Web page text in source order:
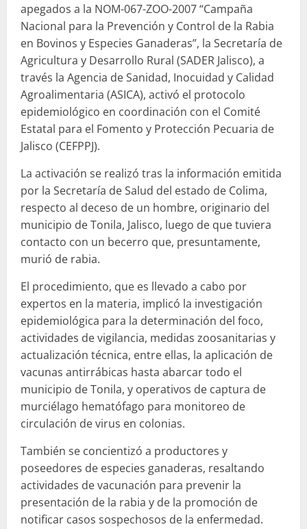
apegados a la NOM-067-ZOO-2007 “Campaña
Nacional para la Prevención y Control de la Rabia
en Bovinos y Especies Ganaderas”, la Secretaría de
Agricultura y Desarrollo Rural (SADER Jalisco), a
través la Agencia de Sanidad, Inocuidad y Calidad
Agroalimentaria (ASICA), activó el protocolo
epidemiológico en coordinación con el Comité
Estatal para el Fomento y Protección Pecuaria de
Jalisco (CEFPPJ).
La activación se realizó tras la información emitida
por la Secretaría de Salud del estado de Colima,
respecto al deceso de un hombre, originario del
municipio de Tonila, Jalisco, luego de que tuviera
contacto con un becerro que, presuntamente,
murió de rabia.
El procedimiento, que es llevado a cabo por
expertos en la materia, implicó la investigación
epidemiológica para la determinación del foco,
actividades de vigilancia, medidas zoosanitarias y
actualización técnica, entre ellas, la aplicación de
vacunas antirrábicas hasta abarcar todo el
municipio de Tonila, y operativos de captura de
murciélago hematófago para monitoreo de
circulación de virus en colonias.
También se concientizó a productores y
poseedores de especies ganaderas, resaltando
actividades de vacunación para prevenir la
presentación de la rabia y de la promoción de
notificar casos sospechosos de la enfermedad.